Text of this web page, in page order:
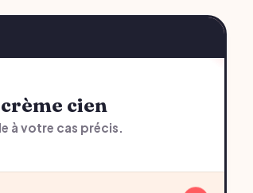
cien
à votre cas précis.